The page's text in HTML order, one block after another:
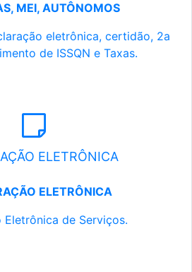
MEI, AUTÔNOMOS
eletrônica, certidão, 2a
de ISSQN e Taxas.
ELETRÔNICA
ELETRÔNICA
Eletrônica de Serviços.